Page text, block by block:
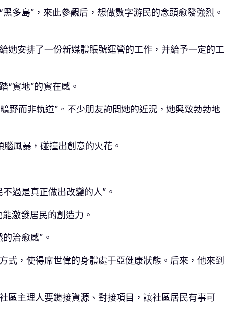
多島”，來此參觀后，想做數字游民的念頭愈發強烈。
她安排了一份新媒體賬號運營的工作，并給予一定的工
“實地”的實在感。
野而非軌道”。不少朋友詢問她的近況，她興致勃勃地
風暴，碰撞出創意的火花。
過是真正做出改變的人”。
激發居民的創造力。
治愈感”。
式，使得席世偉的身體處于亞健康狀態。后來，他來到
區主理人要鏈接資源、對接項目，讓社區居民有事可